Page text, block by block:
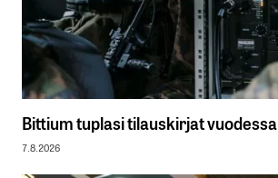
Bittium tuplasi tilauskirjat vuodessa
7.8.2026